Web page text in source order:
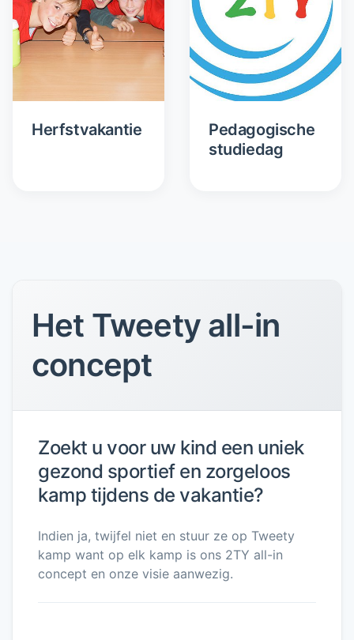
Herfstvakantie
Pedagogische
studiedag
Het Tweety all-in
concept
Zoekt u voor uw kind een uniek
gezond sportief en zorgeloos
kamp tijdens de vakantie?
Indien ja, twijfel niet en stuur ze op Tweety
kamp want op elk kamp is ons 2TY all-in
concept en onze visie aanwezig.